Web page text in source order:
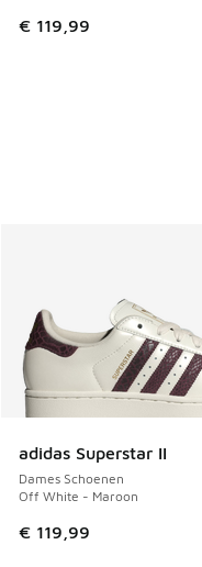
€ 119,99
adidas Superstar II
Dames Schoenen
Off White - Maroon
€ 119,99